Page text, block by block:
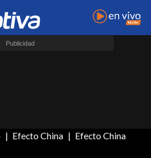
Efecto China
Efecto China